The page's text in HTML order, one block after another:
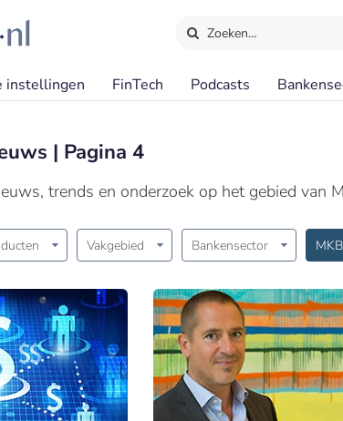
Zoeken…
instellingen FinTech Podcasts
| Pagina 4
trends en onderzoek op het gebied van
Vakgebied Bankensector